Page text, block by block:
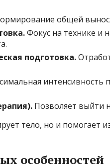
общей
Фокус на технике и
подготовка.
интенсивность
Позволяет выйти
тело, но и помогает
особенностей